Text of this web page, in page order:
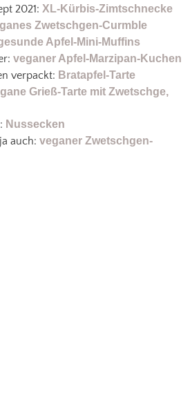
2021: XL-Kürbis-Zimtschnecke
Zwetschgen-Curmble
Apfel-Mini-Muffins
veganer Apfel-Marzipan-Kuchen
verpackt: Bratapfel-Tarte
Grieß-Tarte mit Zwetschge,
Nussecken
auch: veganer Zwetschgen-